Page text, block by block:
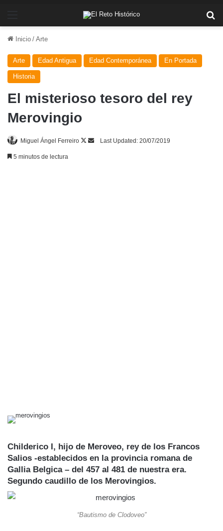
Inicio / Arte
Arte Edad Antigua Edad Contemporánea En Portada
Historia
El misterioso tesoro del rey
Merovingio
Miguel Ángel Ferreiro
Follow
SendLast Updated: 20/07/2019
5 minutos de lectura
Childerico I, hijo de Meroveo, rey de los Francos
Salios -establecidos en la provincia romana de
Gallia Belgica – del 457 al 481 de nuestra era.
Segundo caudillo de los Merovingios.
“Bautismo de Clodoveo”